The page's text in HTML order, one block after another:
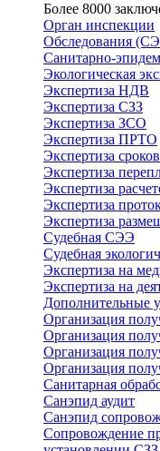
Более 8000
Орган инспекции
Обследования
Санитарно-
Экологическая
Экспертиза НДВ
Экспертиза СЗЗ
Экспертиза ЗСО
Экспертиза ПРТО
Экспертиза
Экспертиза
Экспертиза
Экспертиза
Экспертиза
Судебная СЭЭ
Судебная
Экспертиза на
Экспертиза на
Дополнительные
Организация
Организация
Организация
Организация
Санитарная
Санэпид аудит
Санэпид
Сопровождение